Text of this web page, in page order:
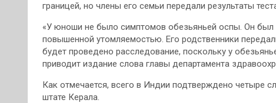
границей, но члены его семьи передали результаты
«У юноши не было симптомов обезьяньей оспы. Он был
повышенной утомляемостью. Его родственники
будет проведено расследование, поскольку у
приводит издание слова главы департамента
Как отмечается, всего в Индии подтверждено четыре
штате Керала.